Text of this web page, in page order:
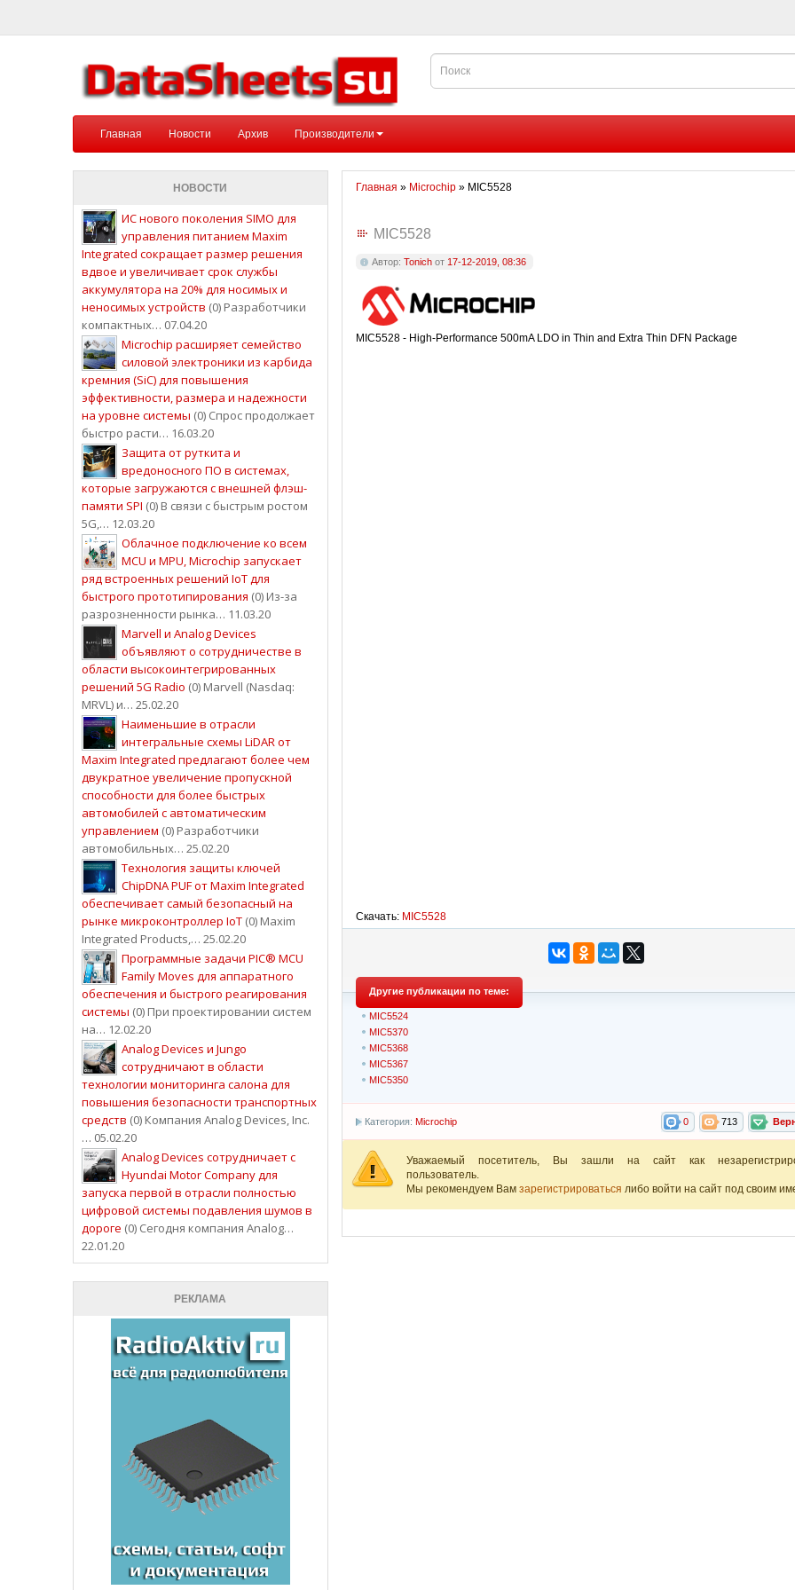
Главная Новости Архив Производители
НОВОСТИ
ИС нового поколения SIMO для
управления питанием Maxim
Integrated сокращает размер решения
вдвое и увеличивает срок службы
аккумулятора на 20% для носимых и
неносимых устройств (0) Разработчики
компактных… 07.04.20
Microchip расширяет семейство
силовой электроники из карбида
кремния (SiC) для повышения
эффективности, размера и надежности
на уровне системы (0) Спрос продолжает
быстро расти… 16.03.20
Защита от руткита и
вредоносного ПО в системах,
которые загружаются с внешней флэш-
памяти SPI (0) В связи с быстрым ростом
5G,… 12.03.20
Облачное подключение ко всем
MCU и MPU, Microchip запускает
ряд встроенных решений IoT для
быстрого прототипирования (0) Из-за
разрозненности рынка… 11.03.20
Marvell и Analog Devices
объявляют о сотрудничестве в
области высокоинтегрированных
решений 5G Radio (0) Marvell (Nasdaq:
MRVL) и… 25.02.20
Наименьшие в отрасли
интегральные схемы LiDAR от
Maxim Integrated предлагают более чем
двукратное увеличение пропускной
способности для более быстрых
автомобилей с автоматическим
управлением (0) Разработчики
автомобильных… 25.02.20
Технология защиты ключей
ChipDNA PUF от Maxim Integrated
обеспечивает самый безопасный на
рынке микроконтроллер IoT (0) Maxim
Integrated Products,… 25.02.20
Программные задачи PIC® MCU
Family Moves для аппаратного
обеспечения и быстрого реагирования
системы (0) При проектировании систем
на… 12.02.20
Analog Devices и Jungo
сотрудничают в области
технологии мониторинга салона для
повышения безопасности транспортных
средств (0) Компания Analog Devices, Inc.
… 05.02.20
Analog Devices сотрудничает с
Hyundai Motor Company для
запуска первой в отрасли полностью
цифровой системы подавления шумов в
дороге (0) Сегодня компания Analog…
22.01.20
РЕКЛАМА
Главная » Microchip» MIC5528
MIC5528
Автор: Tonichот 17-12-2019, 08:36
MIC5528 - High-Performance 500mA LDO in Thin and Extra Thin DFN Package
Скачать: MIC5528
Другие публикации по теме:
MIC5524
MIC5370
MIC5368
MIC5367
MIC5350
713
0
Категория: Microchip
Уважаемый посетитель, Вы зашли на сайт как
пользователь.
Мы рекомендуем Вам зарегистрироваться либо войти на сайт под своим